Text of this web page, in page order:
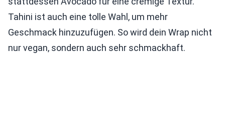
Tahini ist auch eine tolle Wahl, um mehr
Geschmack hinzuzufügen. So wird dein Wrap nicht
nur vegan, sondern auch sehr schmackhaft.